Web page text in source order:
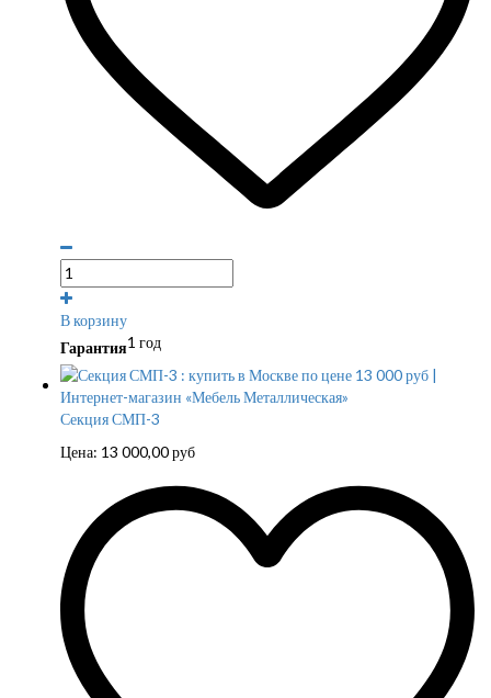
В корзину
Гарантия1 год
Секция СМП-3
Цена: 13 000,00руб